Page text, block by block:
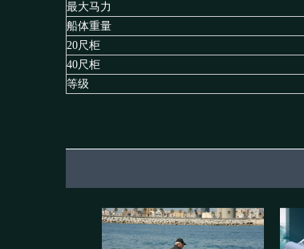
最大马力
船体重量
20尺柜
40尺柜
等级